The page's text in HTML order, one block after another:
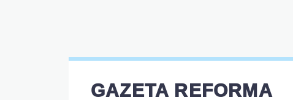
GAZETA REFORMA